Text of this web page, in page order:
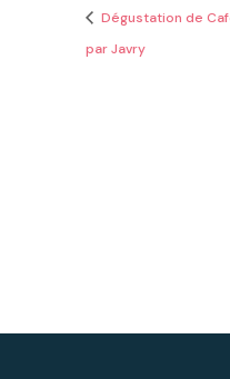
Dégustation de
par Javry